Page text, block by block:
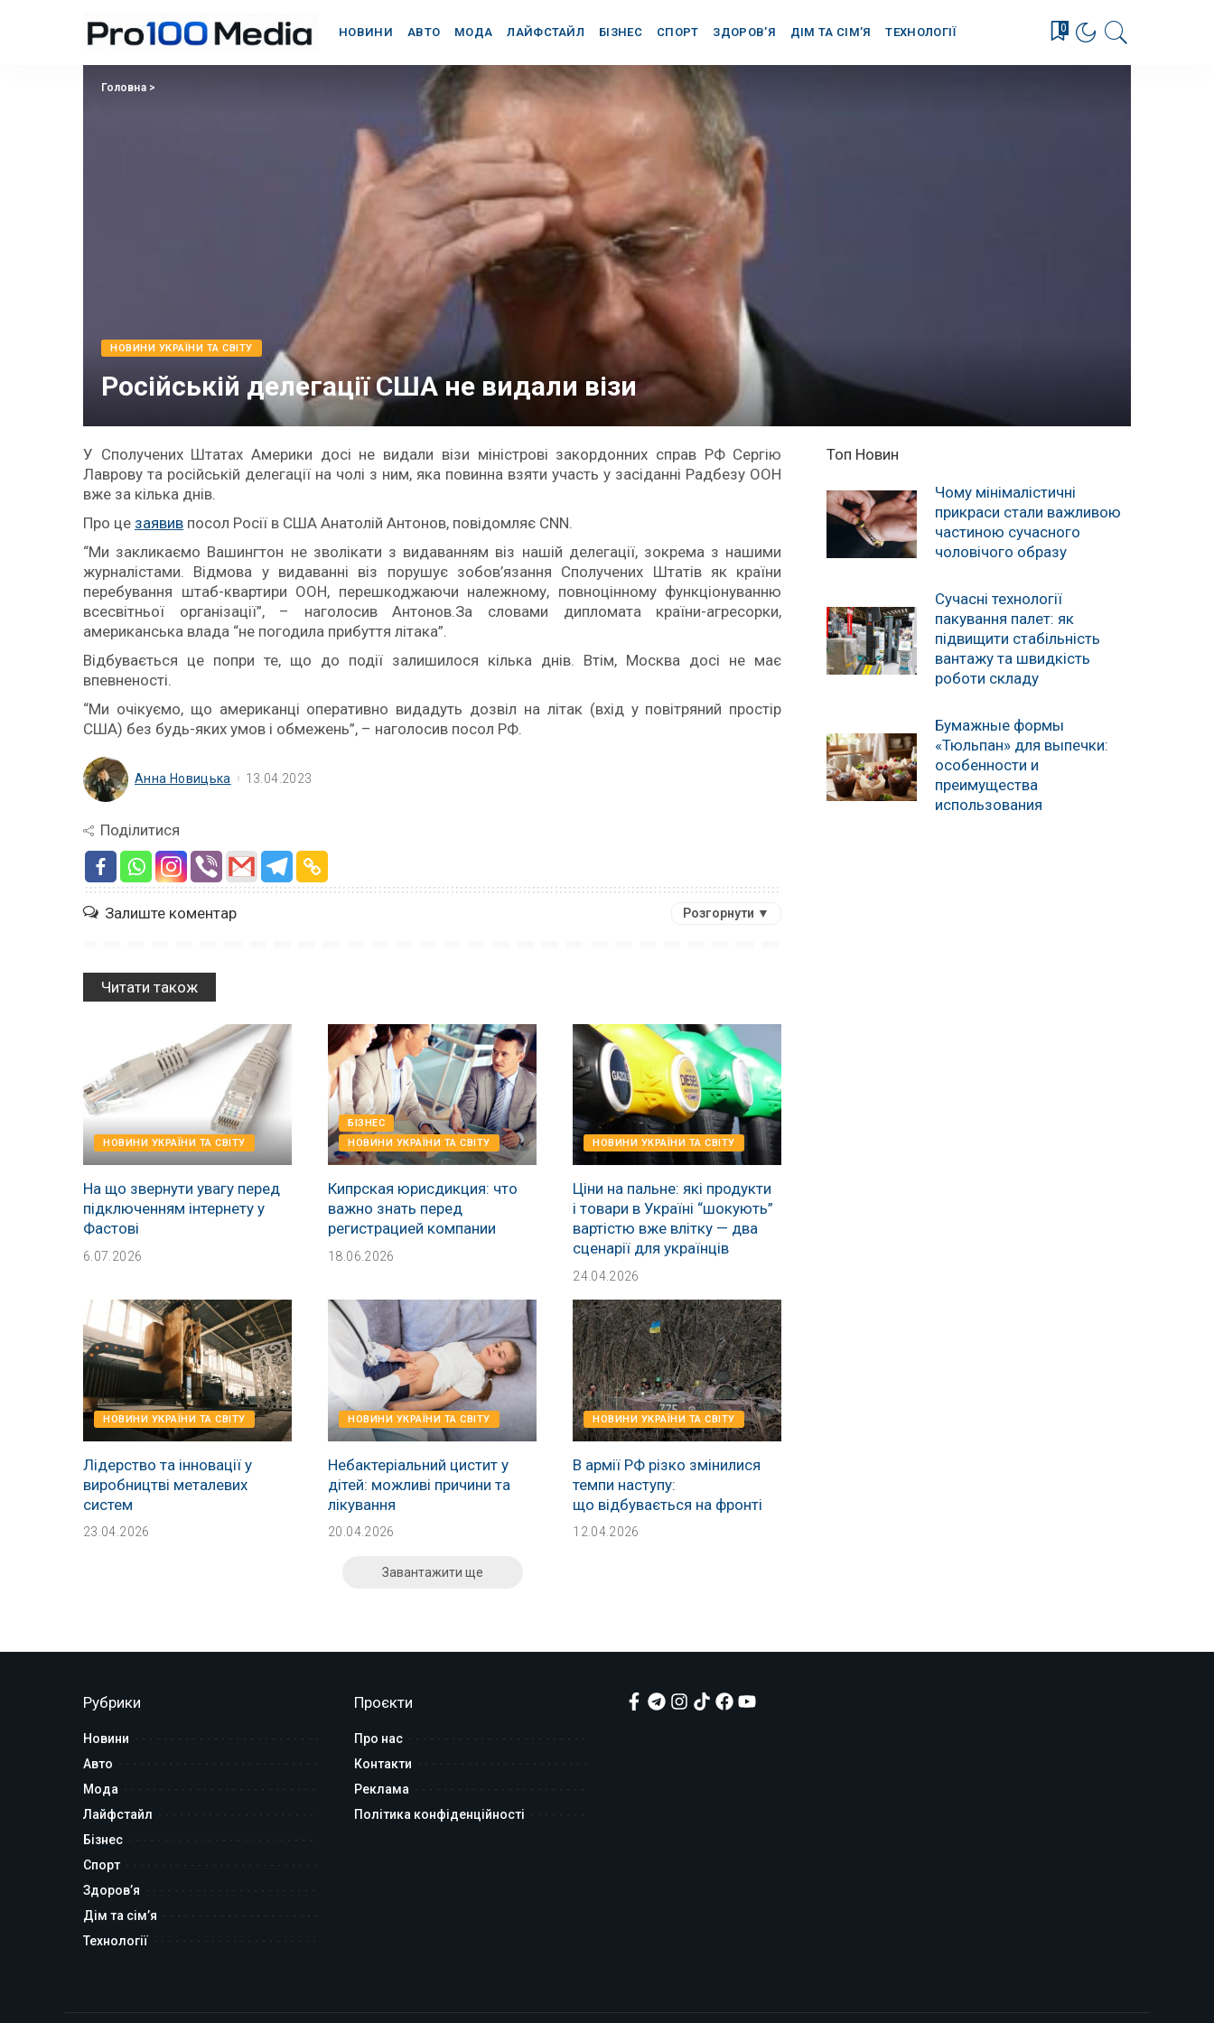
НОВИНИ АВТО МОДА ЛАЙФСТАЙЛ БІЗНЕС СПОРТ ЗДОРОВ’Я ДІМ ТА СІМ’Я ТЕХНОЛОГІЇ 0
Головна>
НОВИНИ УКРАЇНИ ТА СВІТУ
Російській делегації США не видали візи
У Сполучених Штатах Америки досі не видали візи міністрові закордонних справ РФ Сергію
Лаврову та російській делегації на чолі з ним, яка повинна взяти участь у засіданні Радбезу ООН
вже за кілька днів.
Про це заявив посол Росії в США Анатолій Антонов, повідомляє CNN.
“Ми закликаємо Вашингтон не зволікати з видаванням віз нашій делегації, зокрема з нашими
журналістами. Відмова у видаванні віз порушує зобов’язання Сполучених Штатів як країни
перебування штаб-квартири ООН, перешкоджаючи належному, повноцінному функціонуванню
всесвітньої організації”, – наголосив Антонов.За словами дипломата країни-агресорки,
американська влада “не погодила прибуття літака”.
Відбувається це попри те, що до події залишилося кілька днів. Втім, Москва досі не має
впевненості.
“Ми очікуємо, що американці оперативно видадуть дозвіл на літак (вхід у повітряний простір
США) без будь-яких умов і обмежень”, – наголосив посол РФ.
Анна Новицька 13.04.2023
Поділитися
Залиште коментар Розгорнути ▼
Читати також
НОВИНИ УКРАЇНИ ТА СВІТУ
На що звернути увагу перед
підключенням інтернету у
Фастові
6.07.2026
БІЗНЕС
НОВИНИ УКРАЇНИ ТА СВІТУ
Кипрская юрисдикция: что
важно знать перед
регистрацией компании
18.06.2026
НОВИНИ УКРАЇНИ ТА СВІТУ
Ціни на пальне: які продукти
і товари в Україні “шокують”
вартістю вже влітку — два
сценарії для українців
24.04.2026
НОВИНИ УКРАЇНИ ТА СВІТУ
Лідерство та інновації у
виробництві металевих
систем
23.04.2026
НОВИНИ УКРАЇНИ ТА СВІТУ
Небактеріальний цистит у
дітей: можливі причини та
лікування
20.04.2026
НОВИНИ УКРАЇНИ ТА СВІТУ
В армії РФ різко змінилися
темпи наступу:
що відбувається на фронті
12.04.2026
Завантажити ще
Топ Новин
Чому мінімалістичні
прикраси стали важливою
частиною сучасного
чоловічого образу
Сучасні технології
пакування палет: як
підвищити стабільність
вантажу та швидкість
роботи складу
Бумажные формы
«Тюльпан» для выпечки:
особенности и
преимущества
использования
Рубрики
Новини
Авто
Мода
Лайфстайл
Бізнес
Спорт
Здоров’я
Дім та сім’я
Технології
Проєкти
Про нас
Контакти
Реклама
Політика конфіденційності